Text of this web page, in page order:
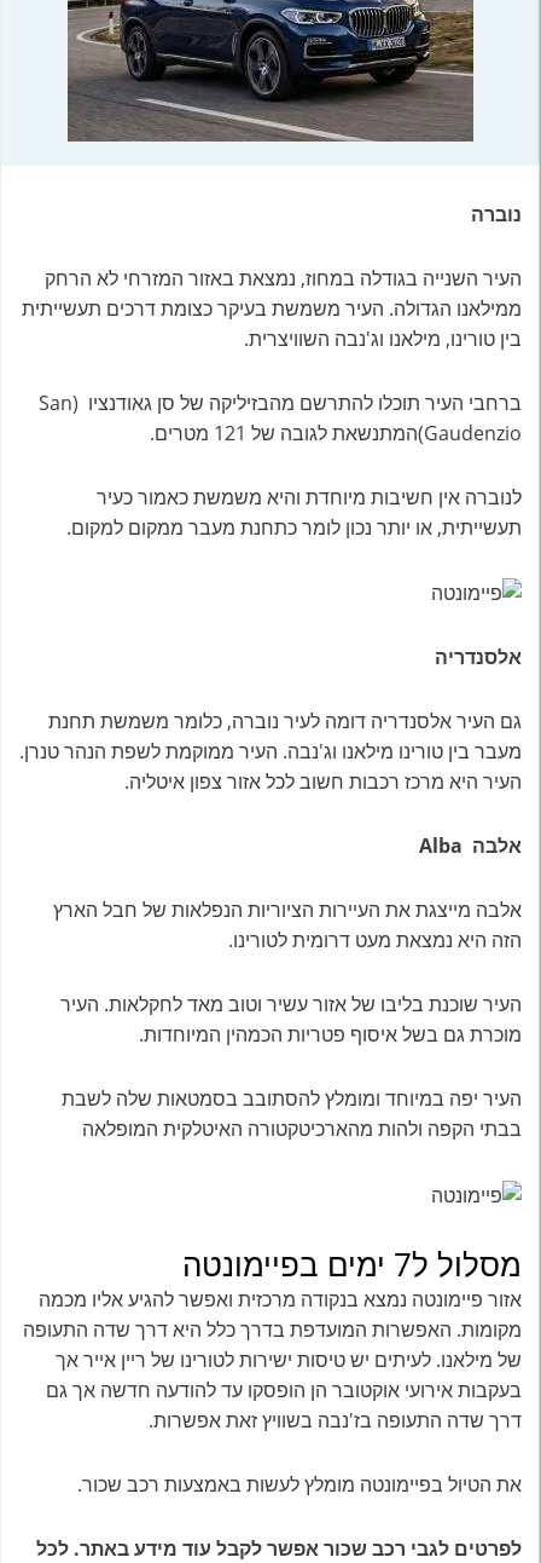
נוברה
העיר השנייה בגודלה במחוז, נמצאת באזור המזרחי לא הרחק
ממילאנו הגדולה. העיר משמשת בעיקר כצומת דרכים תעשייתית
בין טורינו, מילאנו וג'נבה השוויצרית.
ברחבי העיר תוכלו להתרשם מהבזיליקה של סן גאודנציו (San
Gaudenzio)המתנשאת לגובה של 121 מטרים.
לנוברה אין חשיבות מיוחדת והיא משמשת כאמור כעיר
תעשייתית, או יותר נכון לומר כתחנת מעבר ממקום למקום.
אלסנדריה
גם העיר אלסנדריה דומה לעיר נוברה, כלומר משמשת תחנת
מעבר בין טורינו מילאנו וג'נבה. העיר ממוקמת לשפת הנהר טנרן.
העיר היא מרכז רכבות חשוב לכל אזור צפון איטליה.
אלבה Alba
אלבה מייצגת את העיירות הציוריות הנפלאות של חבל הארץ
הזה היא נמצאת מעט דרומית לטורינו.
העיר שוכנת בליבו של אזור עשיר וטוב מאד לחקלאות. העיר
מוכרת גם בשל איסוף פטריות הכמהין המיוחדות.
העיר יפה במיוחד ומומלץ להסתובב בסמטאות שלה לשבת
בבתי הקפה ולהות מהארכיטקטורה האיטלקית המופלאה
מסלול ל7 ימים בפיימונטה
אזור פיימונטה נמצא בנקודה מרכזית ואפשר להגיע אליו מכמה
מקומות. האפשרות המועדפת בדרך כלל היא דרך שדה התעופה
של מילאנו. לעיתים יש טיסות ישירות לטורינו של ריין אייר אך
בעקבות אירועי אוקטובר הן הופסקו עד להודעה חדשה אך גם
דרך שדה התעופה בז'נבה בשוויץ זאת אפשרות.
את הטיול בפיימונטה מומלץ לעשות באמצעות רכב שכור.
לפרטים לגבי רכב שכור אפשר לקבל עוד מידע באתר. לכל